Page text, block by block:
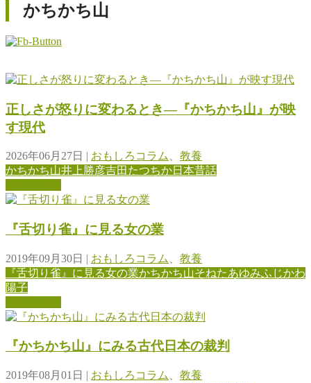
かちかち山
正しさが怒りに変わるとき―『かちかち山』が映
す現代
2026年06月27日 | おもしろコラム
教養
かちかち山井上勝彦吉田たつちか日本昔話
『舌切り雀』に見る女の業
2019年09月30日 | おもしろコラム
教養
『舌切り雀』に見る女の業かちかち山そねたあゆみふじかわ
陽子
『かちかち山』にみる古代日本の裁判
2019年08月01日 | おもしろコラム
教養